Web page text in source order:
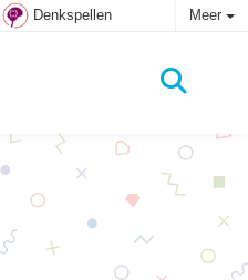
Denkspellen Meer